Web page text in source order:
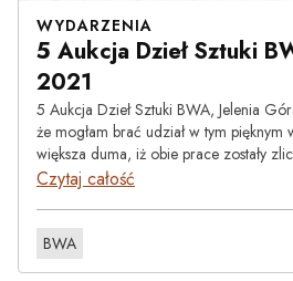
WYDARZENIA
5 Aukcja Dzieł Sztuki
2021
5 Aukcja Dzieł Sztuki BWA, Jelenia
że mogłam brać udział w tym pięknym
większa duma, iż obie prace zostały
Czytaj całość
BWA